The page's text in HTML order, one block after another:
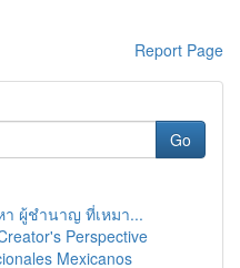
Report Page
Go
า ผู้ชำนาญ ที่เหมา...
Perspective
Mexicanos